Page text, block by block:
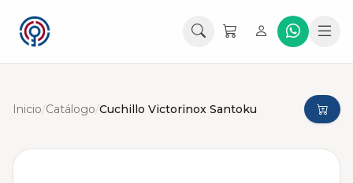
Inicio/Catálogo/Cuchillo Victorinox Santoku